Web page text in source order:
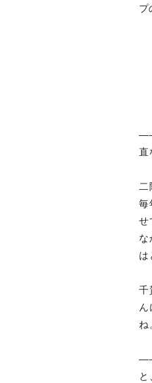
プ
直
二
毎
せ
な
は
千
ん
ね